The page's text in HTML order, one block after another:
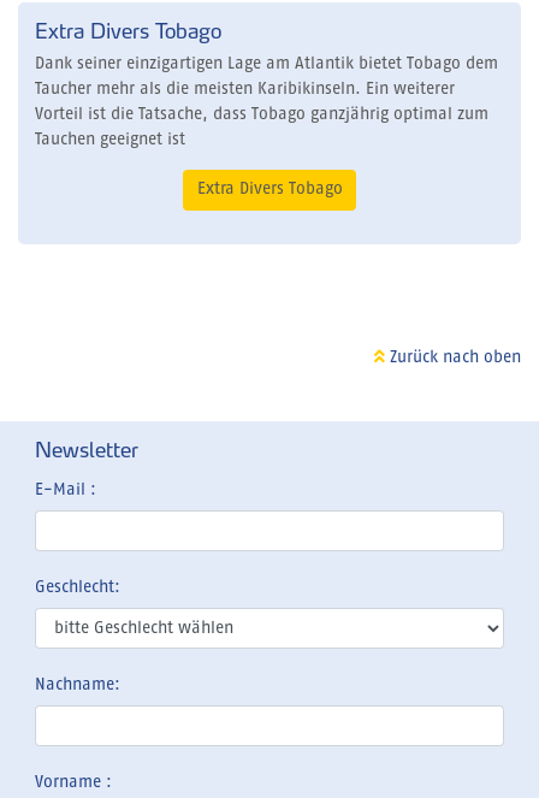
Extra Divers Tobago
Dank seiner einzigartigen Lage am Atlantik bietet Tobago dem
Taucher mehr als die meisten Karibikinseln. Ein weiterer
Vorteil ist die Tatsache, dass Tobago ganzjährig optimal zum
Tauchen geeignet ist
Extra Divers Tobago
Zurück nach oben
Newsletter
E-Mail :
Geschlecht:
Nachname:
Vorname :